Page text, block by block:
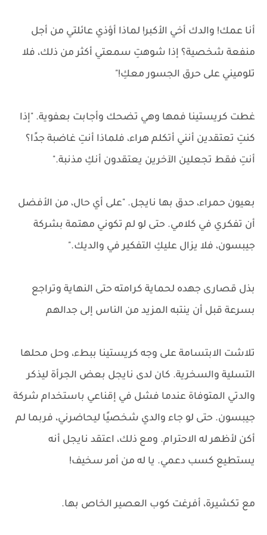
أنا عمك! والدك أخي الأكبر! لماذا أؤذي عائلتي من أجل
منفعة شخصية؟ إذا شوهتِ سمعتي أكثر من ذلك، فلا
تلوميني على حرق الجسور معكِ!"
غطت كريستينا فمها وهي تضحك وأجابت بعفوية. "إذا
كنتِ تعتقدين أنني أتكلم هراء، فلماذا أنتِ غاضبة جدًا؟
أنتِ فقط تجعلين الآخرين يعتقدون أنكِ مذنبة."
بعيون حمراء، حدق بها نايجل. "على أي حال، من الأفضل
أن تفكري في كلامي. حتى لو لم تكوني مهتمة بشركة
جيبسون، فلا يزال عليكِ التفكير في والديك."
بذل قصارى جهده لحماية كرامته حتى النهاية وتراجع
بسرعة قبل أن ينتبه المزيد من الناس إلى جدالهم
تلاشت الابتسامة على وجه كريستينا ببطء، وحل محلها
التسلية والسخرية. كان لدى نايجل بعض الجرأة ليذكر
والدتي المتوفاة عندما فشل في إقناعي باستخدام شركة
جيبسون. حتى لو جاء والدي شخصيًا ليحاضرني، فربما لم
أكن لأظهر له الاحترام. ومع ذلك، اعتقد نايجل أنه
يستطيع كسب دعمي. يا له من أمر سخيف!
مع تكشيرة، أفرغت كوب العصير الخاص بها.